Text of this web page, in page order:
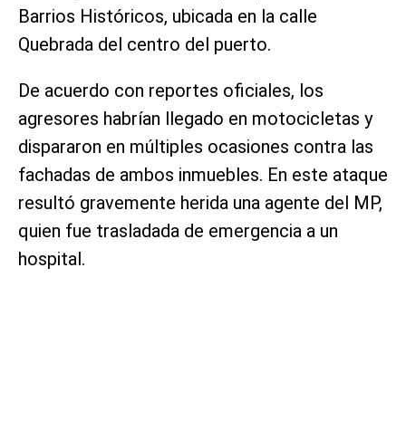
Barrios Históricos, ubicada en la calle
Quebrada del centro del puerto.
De acuerdo con reportes oficiales, los
agresores habrían llegado en motocicletas y
dispararon en múltiples ocasiones contra las
fachadas de ambos inmuebles. En este ataque
resultó gravemente herida una agente del MP,
quien fue trasladada de emergencia a un
hospital.